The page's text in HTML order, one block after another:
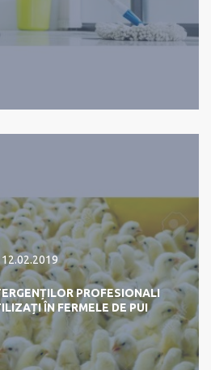
12.02.2019
PROFESIONALI
ÎN FERMELE DE PUI